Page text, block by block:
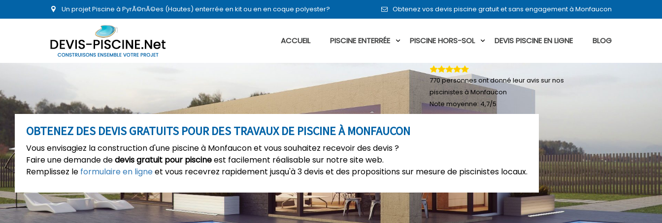
Un projet Piscine à PyrÃ©nÃ©es (Hautes) enterrée en kit ou en en coque polyester? Obtenez vos devis piscine gratuit et sans engagement à Monfaucon
ACCUEIL PISCINE ENTERRÉE PISCINE HORS-SOL DEVIS PISCINE EN LIGNE BLOG
OBTENEZ DES DEVIS GRATUITS POUR DES TRAVAUX DE PISCINE À MONFAUCON
Vous envisagiez la construction d'une piscine à Monfaucon et vous souhaitez recevoir des devis ?
Faire une demande dedevis gratuit pour piscineest facilement réalisable sur notre site web.
Remplissez le formulaire en ligneet vous recevrez rapidement jusqu'à 3 devis et des propositions sur mesure de piscinistes locaux.
770personnes ont donné leuravis sur nos
piscinistes à Monfaucon
Note moyenne:4,7/5